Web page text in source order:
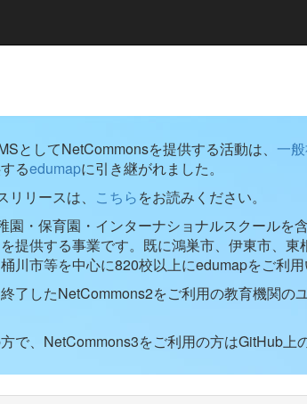
としてNetCommonsを提供する活動は、 一
るedumapに引き継がれました。
リースは、 こちらをお読みください。
園・保育園・インターナショナルスクールを
提供する事業です。既に鴻巣市、伊東市、
川市等を中心に820校以上にedumapをご利用
了したNetCommons2をご利用の教育機関の
で、NetCommons3をご利用の方はGitHub上